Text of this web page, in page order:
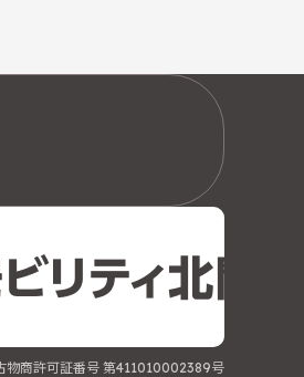
物商許可証番号 第411010002389号